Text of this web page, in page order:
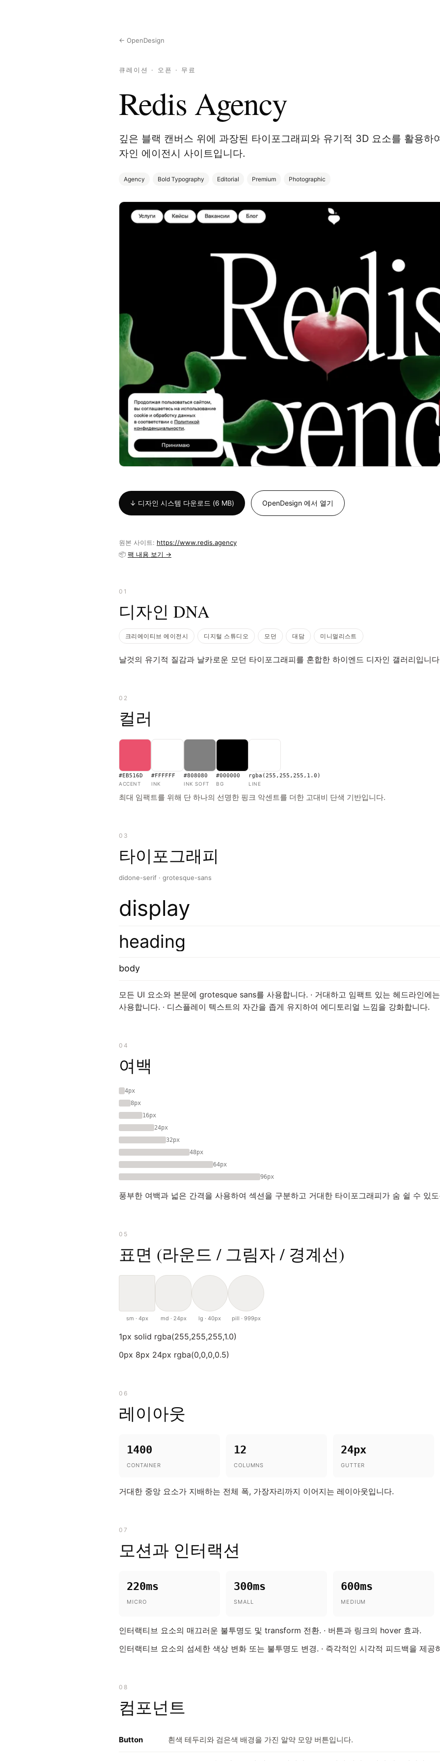
← OpenDesign
큐레이션 · 오픈 · 무료
Redis Agency
깊은 블랙 캔버스 위에 과장된 타이포그래피와 유기적 3D 요소를 활용하
자인 에이전시 사이트입니다.
Agency Bold Typography Editorial Premium Photographic
↓ 디자인 시스템 다운로드 (6 MB) OpenDesign 에서 열기
원본 사이트: https://www.redis.agency
📦 팩 내용 보기 →
01
디자인 DNA
크리에이티브 에이전시 디지털 스튜디오 모던 대담 미니멀리스트
날것의 유기적 질감과 날카로운 모던 타이포그래피를 혼합한 하이엔드 디자인 갤러리입니
02
컬러
#EB516D
ACCENT
#FFFFFF
INK
#808080
INK SOFT
#000000
BG
rgba(255,255,255,1.0)
LINE
최대 임팩트를 위해 단 하나의 선명한 핑크 악센트를 더한 고대비 단색 기반입니다.
03
타이포그래피
didone-serif · grotesque-sans
display
heading
body
모든 UI 요소와 본문에 grotesque sans를 사용합니다. · 거대하고 임팩트 있는 헤드라인
사용합니다. · 디스플레이 텍스트의 자간을 좁게 유지하여 에디토리얼 느낌을 강화합니다.
04
여백
4px
8px
16px
24px
32px
48px
64px
96px
풍부한 여백과 넓은 간격을 사용하여 섹션을 구분하고 거대한 타이포그래피가 숨 쉴 수 있
05
표면 (라운드 / 그림자 / 경계선)
sm · 4px md · 24px lg · 40px pill · 999px
1px solid rgba(255,255,255,1.0)
0px 8px 24px rgba(0,0,0,0.5)
06
레이아웃
1400
CONTAINER
12
COLUMNS
24px
GUTTER
거대한 중앙 요소가 지배하는 전체 폭, 가장자리까지 이어지는 레이아웃입니다.
07
모션과 인터랙션
220ms
MICRO
300ms
SMALL
600ms
MEDIUM
인터랙티브 요소의 매끄러운 불투명도 및 transform 전환. · 버튼과 링크의 hover 효과.
인터랙티브 요소의 섬세한 색상 변화 또는 불투명도 변경. · 즉각적인 시각적 피드백을 제공
08
컴포넌트
Button 흰색 테두리와 검은색 배경을 가진 알약 모양 버튼입니다.